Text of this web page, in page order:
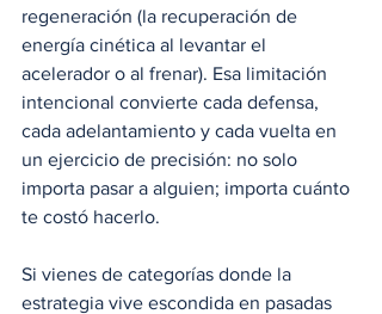
regeneración (la recuperación de
energía cinética al levantar el
acelerador o al frenar). Esa limitación
intencional convierte cada defensa,
cada adelantamiento y cada vuelta en
un ejercicio de precisión: no solo
importa pasar a alguien; importa cuánto
te costó hacerlo.
Si vienes de categorías donde la
estrategia vive escondida en pasadas